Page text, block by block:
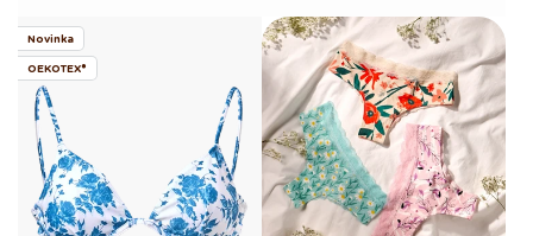
Novinka
OEKOTEX®